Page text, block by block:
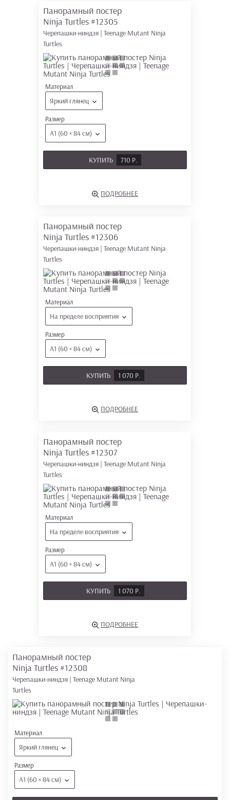
Панорамный постер
Ninja Turtles #12305
Черепашки-ниндзя | Teenage Mutant Ninja
Turtles
Материал
Яркий глянец
Размер
А1 (60 × 84 см)
КУПИТЬ 710 Р.
ПОДРОБНЕЕ
Панорамный постер
Ninja Turtles #12306
Черепашки-ниндзя | Teenage Mutant Ninja
Turtles
Материал
На пределе восприятия
Размер
А1 (60 × 84 см)
КУПИТЬ 1 070 Р.
ПОДРОБНЕЕ
Панорамный постер
Ninja Turtles #12307
Черепашки-ниндзя | Teenage Mutant Ninja
Turtles
Материал
На пределе восприятия
Размер
А1 (60 × 84 см)
КУПИТЬ 1 070 Р.
ПОДРОБНЕЕ
Панорамный постер
Ninja Turtles #12308
Черепашки-ниндзя | Teenage Mutant Ninja
Turtles
Материал
Яркий глянец
Размер
А1 (60 × 84 см)